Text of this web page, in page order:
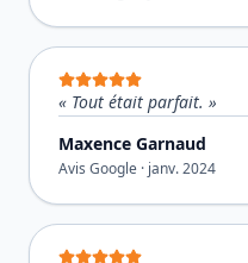
« Tout était parfait. »
Maxence Garnaud
Avis Google · janv. 2024